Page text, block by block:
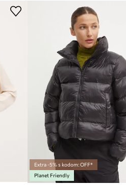
Extra -5% s kodom: OFF*
Planet Friendly